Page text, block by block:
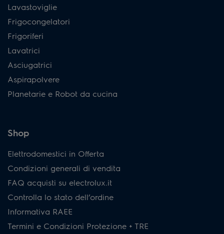
Lavastoviglie
Frigocongelatori
Frigoriferi
Lavatrici
Asciugatrici
Aspirapolvere
Planetarie e Robot da cucina
Shop
Elettrodomestici in Offerta
Condizioni generali di vendita
FAQ acquisti su electrolux.it
Controlla lo stato dell’ordine
Informativa RAEE
Termini e Condizioni Protezione + TRE